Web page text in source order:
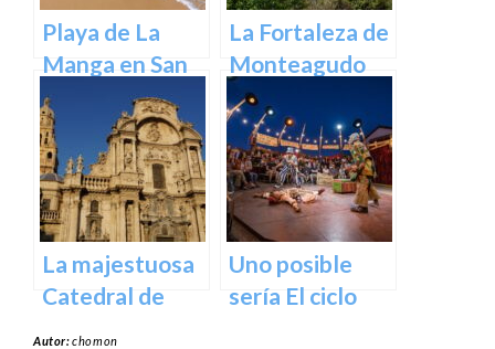
Playa de La
Manga en San
Javier –
Cartagena
La Fortaleza de
Monteagudo
La majestuosa
Catedral de
Uno posible
sería El ciclo
Autor:chomon